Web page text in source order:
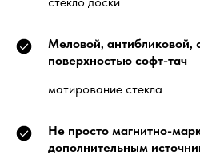
Меловой, антибликовой,
поверхностью софт-тач
матирование стекла
Не просто магнитно-
дополнительным